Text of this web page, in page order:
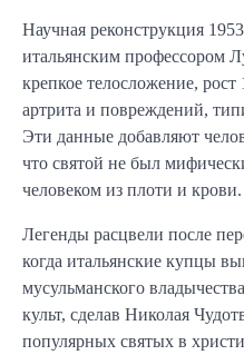
Научная реконструкция
итальянским профессором
крепкое телосложение,
артрита и повреждений,
Эти данные добавляют
что святой не был
человеком из плоти и крови.
Легенды расцвели после
когда итальянские купцы
мусульманского
культ, сделав Николая
популярных святых в